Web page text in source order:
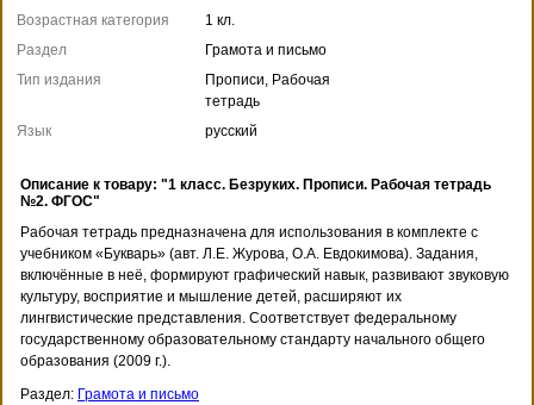
Возрастная категория
1 кл.
Раздел
Грамота и письмо
Тип издания
Прописи, Рабочая
тетрадь
Язык
русский
Описание к товару: "1 класс. Безруких. Прописи. Рабочая тетрадь
№2. ФГОС"
Рабочая тетрадь предназначена для использования в комплекте с
учебником «Букварь» (авт. Л.Е. Журова, О.А. Евдокимова). Задания,
включённые в неё, формируют графический навык, развивают звуковую
культуру, восприятие и мышление детей, расширяют их
лингвистические представления. Соответствует федеральному
государственному образовательному стандарту начального общего
образования (2009 г.).
Раздел: Грамота и письмо